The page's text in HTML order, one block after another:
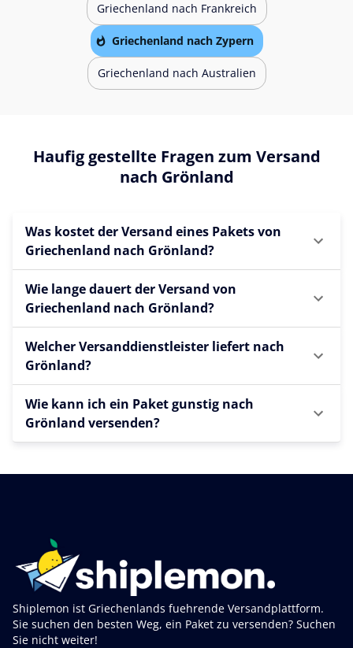
Griechenland nach Frankreich
Griechenland nach Zypern
Griechenland nach Australien
Haufig gestellte Fragen zum Versand
nach Grönland
Was kostet der Versand eines Pakets von
Griechenland nach Grönland?
Wie lange dauert der Versand von
Griechenland nach Grönland?
Welcher Versanddienstleister liefert nach
Grönland?
Wie kann ich ein Paket gunstig nach
Grönland versenden?
Shiplemon ist Griechenlands fuehrende Versandplattform.
Sie suchen den besten Weg, ein Paket zu versenden? Suchen
Sie nicht weiter!